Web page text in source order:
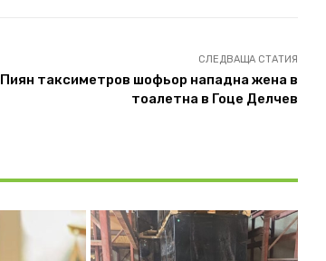
СЛЕДВАЩА СТАТИЯ
Пиян таксиметров шофьор нападна жена в
тоалетна в Гоце Делчев